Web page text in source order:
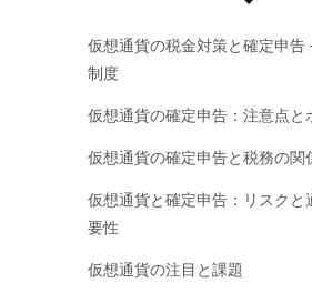
仮想通貨の税金対策と確定申告
制度
仮想通貨の確定申告：注意点と
仮想通貨の確定申告と税務の関
仮想通貨と確定申告：リスクと
要性
仮想通貨の注目と課題